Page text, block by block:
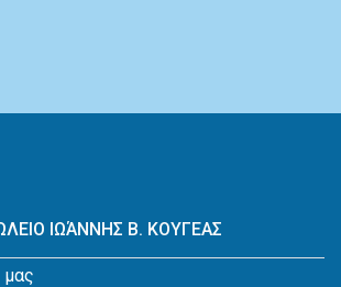
ΙΩΆΝΝΗΣ Β. ΚΟΥΓΕΑΣ
μας